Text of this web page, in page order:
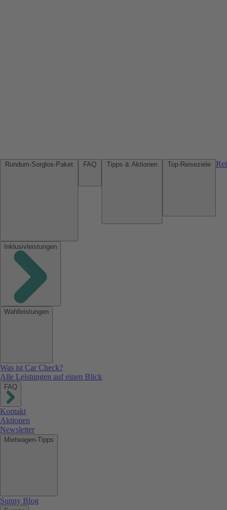
Inklusivleistungen
Wahlleistungen
Was ist Car Check?
Alle Leistungen auf einen Blick
FAQ
Kontakt
Aktionen
Newsletter
Mietwagen-Tipps
Sunny Blog